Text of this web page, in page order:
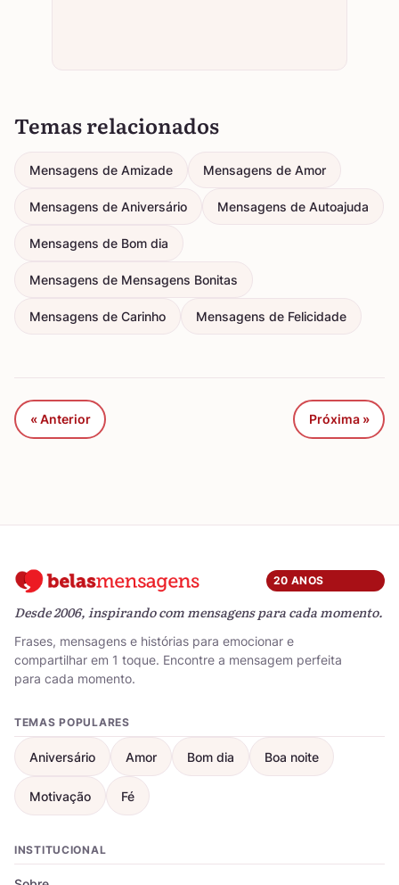
Temas relacionados
Mensagens de Amizade Mensagens de Amor
Mensagens de Aniversário Mensagens de Autoajuda
Mensagens de Bom dia
Mensagens de Mensagens Bonitas
Mensagens de Carinho Mensagens de Felicidade
« Anterior Próxima »
20 ANOS
Desde 2006, inspirando com mensagens para cada momento.
Frases, mensagens e histórias para emocionar e
compartilhar em 1 toque. Encontre a mensagem perfeita
para cada momento.
TEMAS POPULARES
Aniversário Amor Bom dia Boa noite
Motivação Fé
INSTITUCIONAL